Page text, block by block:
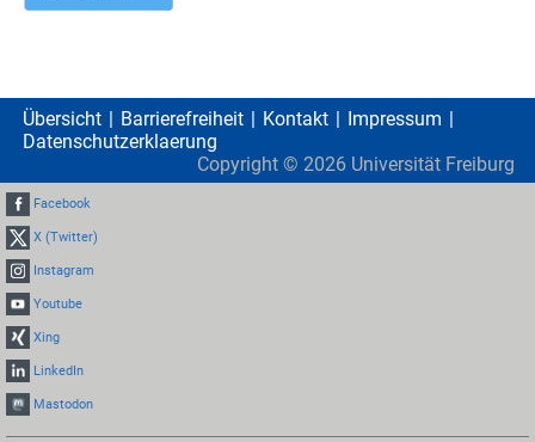
Übersicht Barrierefreiheit Kontakt
Impressum
Datenschutzerklaerung
Copyright © 2026 Universität Freiburg
Facebook
X (Twitter)
Instagram
Youtube
Xing
LinkedIn
Mastodon